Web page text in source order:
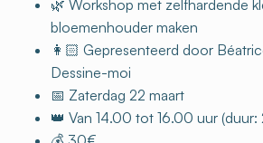
🌿 Workshop met zelfhardende
bloemenhouder maken
👩🏻 Gepresenteerd door
Dessine-moi
📅 Zaterdag 22 maart
👑 Van 14.00 tot 16.00 uur (duur: